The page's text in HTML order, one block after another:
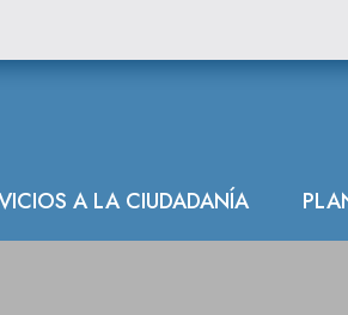
A LA CIUDADANÍA